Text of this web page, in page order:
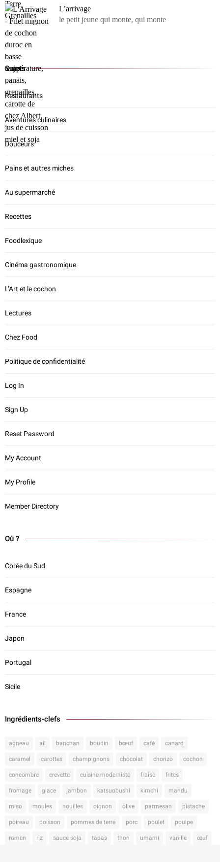
L’arrivage
le petit jeune qui monte, qui monte
Sujets
Restaurants
Aventures culinaires
Douceurs
Pains et autres miches
Au supermarché
Recettes
Foodlexique
Cinéma gastronomique
L’Art et le cochon
Lectures
Chez Food
Politique de confidentialité
Log In
Sign Up
Reset Password
My Account
My Profile
Member Directory
Où ?
Corée du Sud
Espagne
France
Japon
Portugal
Sicile
Ingrédients-clefs
agneau ail banchan boudin bœuf café canard
caramel carottes champignons chocolat chorizo cochon
concombre crevette cuisine moderniste fraise frites
fromage glace jambon katsuobushi kimchi mandu
miso moules nouilles oignon olive parmesan pistache
poireau poisson pommes de terre porc poulet poulpe
ramen riz sauce soja tapas thon umami vanille œuf